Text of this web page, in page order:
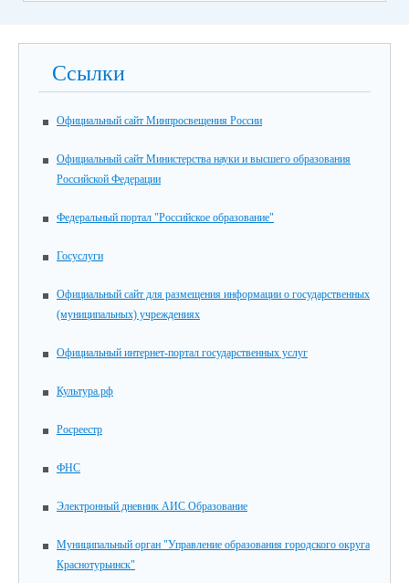
Ссылки
Официальный сайт Минпросвещения России
Официальный сайт Министерства науки и высшего образования
Российской Федерации
Федеральный портал "Российское образование"
Госуслуги
Официальный сайт для размещения информации о государственных
(муниципальных) учреждениях
Официальный интернет-портал государственных услуг
Культура.рф
Росреестр
ФНС
Электронный дневник АИС Образование
Муниципальный орган "Управление образования городского округа
Краснотурьинск"